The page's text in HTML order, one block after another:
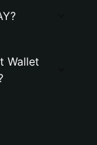
Wallet